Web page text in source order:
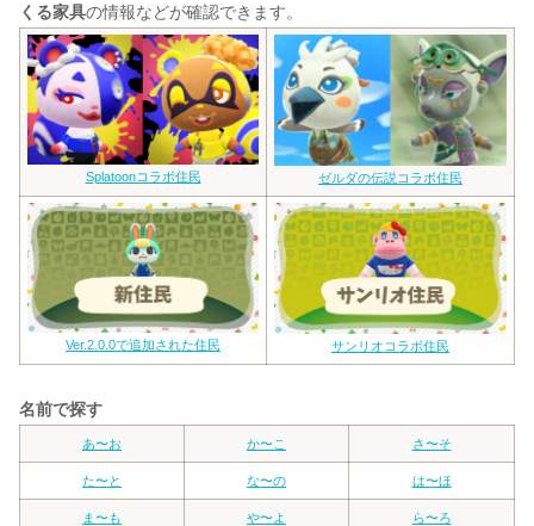
くる家具の情報などが確認できます。
Splatoonコラボ住民 ゼルダの伝説コラボ住民
Ver.2.0.0で追加された住民 サンリオコラボ住民
名前で探す
あ〜お か〜こ さ〜そ
た〜と な〜の は〜ほ
ま〜も や〜よ ら〜ろ